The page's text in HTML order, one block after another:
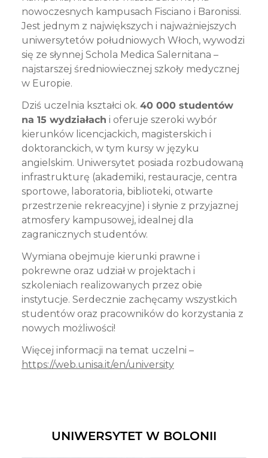
nowoczesnych kampusach Fisciano i Baronissi.
Jest jednym z największych i najważniejszych
uniwersytetów południowych Włoch, wywodzi
się ze słynnej Schola Medica Salernitana –
najstarszej średniowiecznej szkoły medycznej
w Europie.
Dziś uczelnia kształci ok. 40 000 studentów
na 15 wydziałach i oferuje szeroki wybór
kierunków licencjackich, magisterskich i
doktoranckich, w tym kursy w języku
angielskim. Uniwersytet posiada rozbudowaną
infrastrukturę (akademiki, restauracje, centra
sportowe, laboratoria, biblioteki, otwarte
przestrzenie rekreacyjne) i słynie z przyjaznej
atmosfery kampusowej, idealnej dla
zagranicznych studentów.​
Wymiana obejmuje kierunki prawne i
pokrewne oraz udział w projektach i
szkoleniach realizowanych przez obie
instytucje. Serdecznie zachęcamy wszystkich
studentów oraz pracowników do korzystania z
nowych możliwości!
Więcej informacji na temat uczelni –
https://web.unisa.it/en/university
UNIWERSYTET W BOLONII